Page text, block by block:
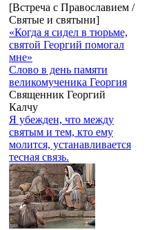
[Встреча с Православием /
Святые и святыни]
«Когда я сидел в тюрьме,
святой Георгий помогал
мне»
Слово в день памяти
великомученика Георгия
Священник Георгий
Калчу
Я убежден, что между
святым и тем, кто ему
молится, устанавливается
тесная связь.